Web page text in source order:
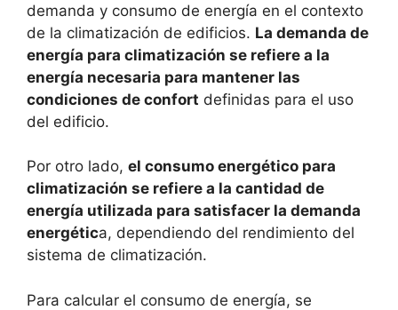
demanda y consumo de energía en el contexto
de la climatización de edificios. La demanda de
energía para climatización se refiere a la
energía necesaria para mantener las
condiciones de confort definidas para el uso
del edificio.
Por otro lado, el consumo energético para
climatización se refiere a la cantidad de
energía utilizada para satisfacer la demanda
energética, dependiendo del rendimiento del
sistema de climatización.
Para calcular el consumo de energía, se